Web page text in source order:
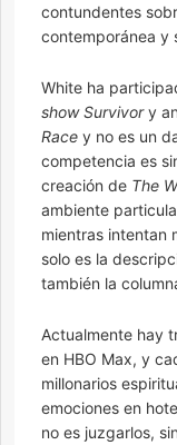
contundentes
contemporánea y
White ha
show Survivory
Race y no es un
competencia es
creación de The
ambiente
mientras intentan
solo es la
también la
Actualmente hay
en HBO Max, y
millonarios
emociones en
no es juzgarlos,